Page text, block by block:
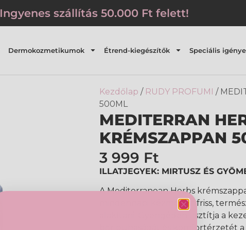
Ingyenes szállítás 50.000 Ft felett!
Dermokozmetikumok Étrend-kiegészítők Speciális
Kezdőlap / RUDY PROFUMI /
500ML
MEDITERRAN
KRÉMSZAPPAN
3 999 Ft
ILLATJEGYEK: MIRTUSZ ÉS
A Mediterranean Herbs
mindennapi kézmosást friss,
alakítani. Gyengéden tisztítja a
bőr puhaságát és komfortérzetét